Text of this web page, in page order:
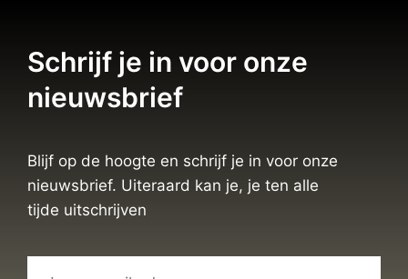
Schrijf je in voor onze
nieuwsbrief
Blijf op de hoogte en schrijf je in voor onze
nieuwsbrief. Uiteraard kan je, je ten alle
tijde uitschrijven